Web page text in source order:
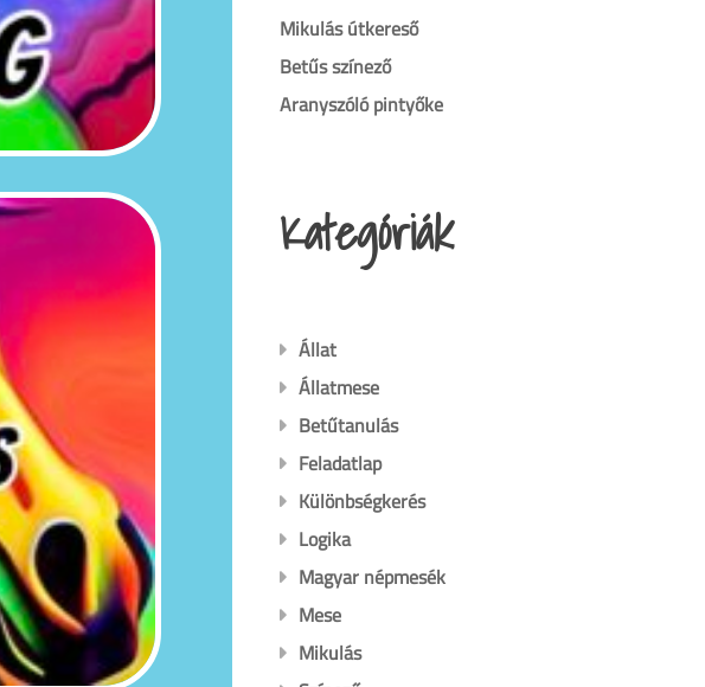
Mikulás útkereső
Betűs színező
Aranyszóló pintyőke
Kategóriák
Állat
Állatmese
Betűtanulás
Feladatlap
Különbségkerés
Logika
Magyar népmesék
Mese
Mikulás